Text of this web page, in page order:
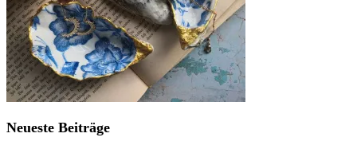
Neueste Beiträge